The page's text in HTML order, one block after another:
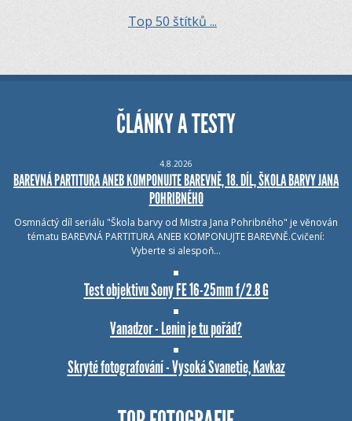
Top 50 štítků ...
ČLÁNKY A TESTY
4.8.2026
BAREVNÁ PARTITURA ANEB KOMPONUJTE BAREVNĚ, 18. DÍL, ŠKOLA BARVY JANA
POHRIBNÉHO
Osmnáctý díl seriálu "Škola barvy od Mistra Jana Pohribného" je věnován
tématu BAREVNÁ PARTITURA ANEB KOMPONUJTE BAREVNĚ.Cvičení:
Vyberte si alespoň…
Test objektivu Sony FE 16-25mm f/2.8 G
Vanadzor - Lenin je tu pořád?
Skryté fotografování - Vysoká Svanetie, Kavkaz